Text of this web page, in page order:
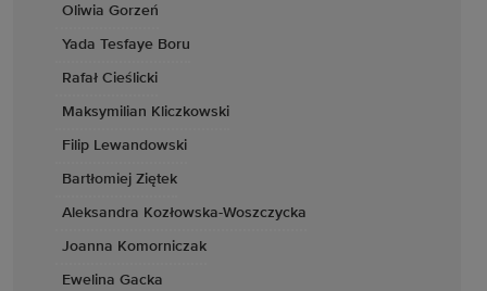
Oliwia Gorzeń
Yada Tesfaye Boru
Rafał Cieślicki
Maksymilian Kliczkowski
Filip Lewandowski
Bartłomiej Ziętek
Aleksandra Kozłowska-Woszczycka
Joanna Komorniczak
Ewelina Gacka